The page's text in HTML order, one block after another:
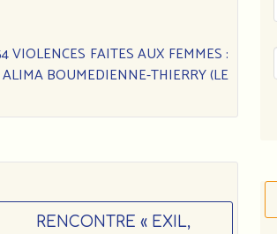
VIOLENCES FAITES AUX FEMMES :
BOUMEDIENNE-THIERRY (LE
RENCONTRE « EXIL,